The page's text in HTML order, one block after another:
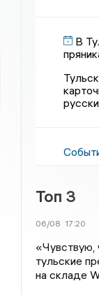
В
Топ 3
06/08 17:20
«Чувствую,
тульские
на складе